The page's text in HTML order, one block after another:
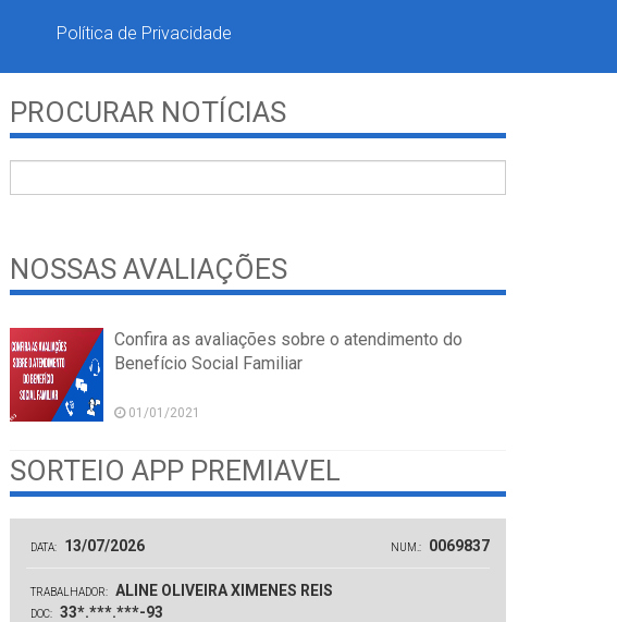
Política de Privacidade
PROCURAR NOTÍCIAS
NOSSAS AVALIAÇÕES
Confira as avaliações sobre o atendimento do
Benefício Social Familiar
01/01/2021
SORTEIO APP PREMIAVEL
DATA: 13/07/2026 NUM.: 0069837
TRABALHADOR: ALINE OLIVEIRA XIMENES REIS
DOC: 33*.***.***-93